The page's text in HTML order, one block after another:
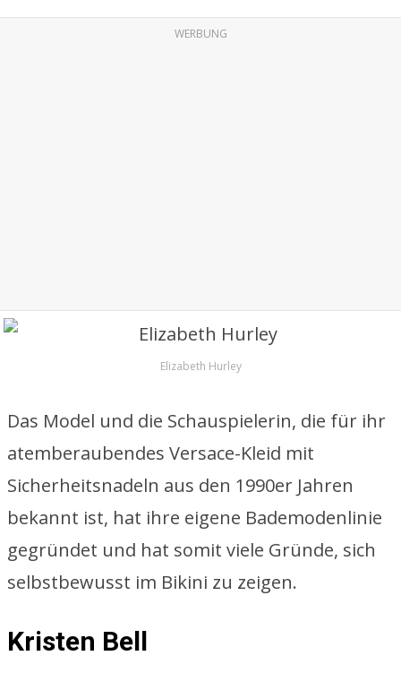
WERBUNG
Elizabeth Hurley
Das Model und die Schauspielerin, die für ihr
atemberaubendes Versace-Kleid mit
Sicherheitsnadeln aus den 1990er Jahren
bekannt ist, hat ihre eigene Bademodenlinie
gegründet und hat somit viele Gründe, sich
selbstbewusst im Bikini zu zeigen.
Kristen Bell